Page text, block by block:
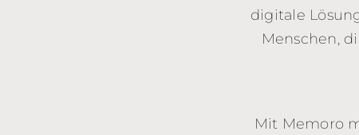
digitale
Menschen,
Mit Memoro